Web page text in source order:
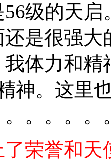
的天启
是很强
体力和
神。这里
。。。。
荣誉和天